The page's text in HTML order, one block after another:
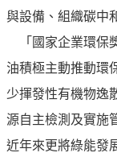
理
譽
油
品
牌
與設備、組織碳中
「國家企業環保
油積極主動推動環
少揮發性有機物逸
源自主檢測及實施
近年來更將綠能發